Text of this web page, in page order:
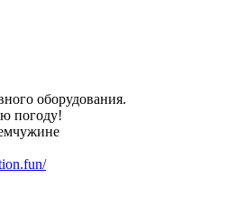
оборудования.
погоду!